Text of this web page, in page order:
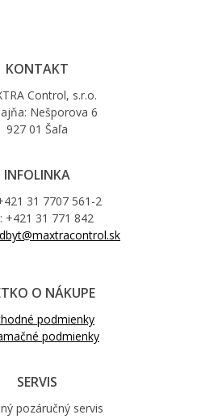
KONTAKT
Control, s.r.o.
Nešporova 6
927 01 Šaľa
INFOLINKA
31 7707 561-2
+421 31 771 842
O NÁKUPE
podmienky
podmienky
SERVIS
pozáručný servis